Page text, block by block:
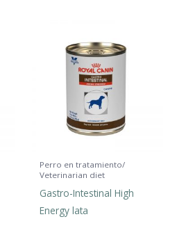
Perro en tratamiento/
Veterinarian diet
Gastro-Intestinal High
Energy lata